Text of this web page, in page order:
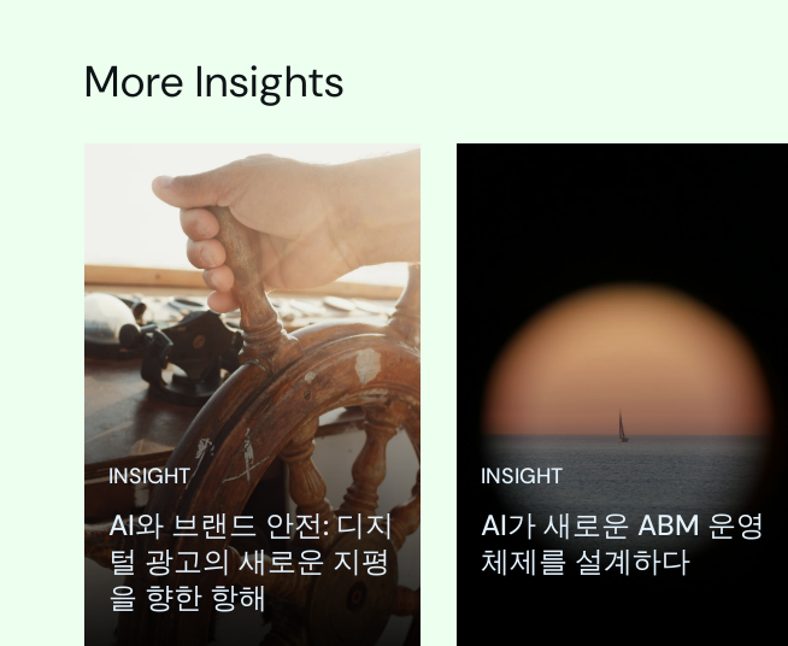
More Insights
INSIGHT
AI와 브랜드 안전: 디지
털 광고의 새로운 지평
을 향한 항해
In the milliseconds it takes
for a webpage to load, a
high-stakes decision is
made that can define your
brand’s reputation. When
your meticulously crafted
B2B advertisement
appears, will it sit proudly
beside a credible industry
analysis in a trade…
INSIGHT
AI가 새로운 ABM 운영
체제를 설계하다